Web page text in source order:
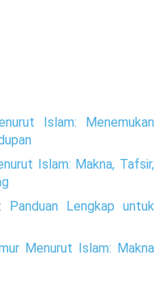
Islam: Menemukan
Islam: Makna, Tafsir,
Lengkap untuk
Menurut Islam: Makna